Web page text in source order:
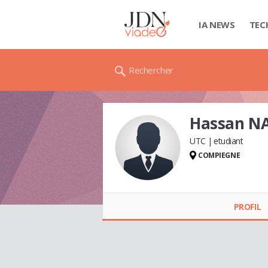
IA NEWS
Rechercher
Hassan
UTC etudiant
COMPIEGNE
PROFIL